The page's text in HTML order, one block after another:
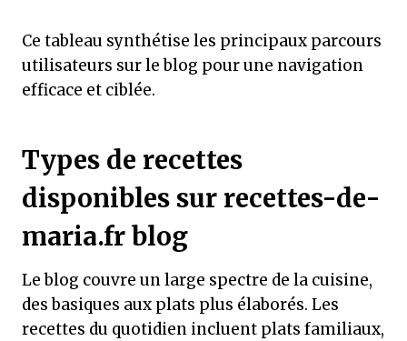
Ce tableau synthétise les principaux parcours
utilisateurs sur le blog pour une navigation
efficace et ciblée.
Types de recettes
disponibles sur recettes-de-
maria.fr blog
Le blog couvre un large spectre de la cuisine,
des basiques aux plats plus élaborés. Les
recettes du quotidien incluent plats familiaux,